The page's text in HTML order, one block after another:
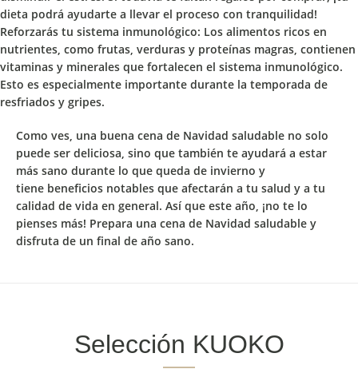
dieta podrá ayudarte a llevar el proceso con tranquilidad!
Reforzarás tu sistema inmunológico: Los alimentos ricos en
nutrientes, como frutas, verduras y proteínas magras, contienen
vitaminas y minerales que fortalecen el sistema inmunológico.
Esto es especialmente importante durante la temporada de
resfriados y gripes.
Como ves, una buena cena de Navidad saludable no solo
puede ser deliciosa, sino que también te ayudará a estar
más sano durante lo que queda de invierno y
tiene beneficios notables que afectarán a tu salud y a tu
calidad de vida en general. Así que este año, ¡no te lo
pienses más! Prepara una cena de Navidad saludable y
disfruta de un final de año sano.
Selección KUOKO